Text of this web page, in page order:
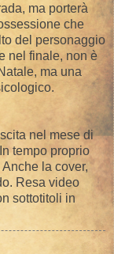
ma porterà
che
del personaggio
nel finale, non è
ma una
nel mese di
tempo proprio
la cover,
Resa video
sottotitoli in